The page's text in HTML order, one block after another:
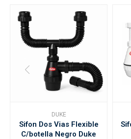
DUKE
Sifon Dos Vias Flexible
C/botella Negro Duke